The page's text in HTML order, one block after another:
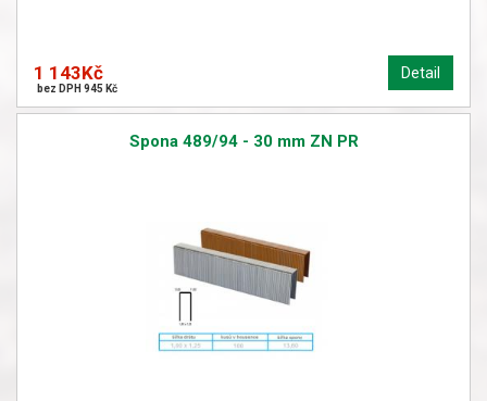
Detail
1 143Kč
bez DPH 945 Kč
Spona 489/94 - 30 mm ZN PR